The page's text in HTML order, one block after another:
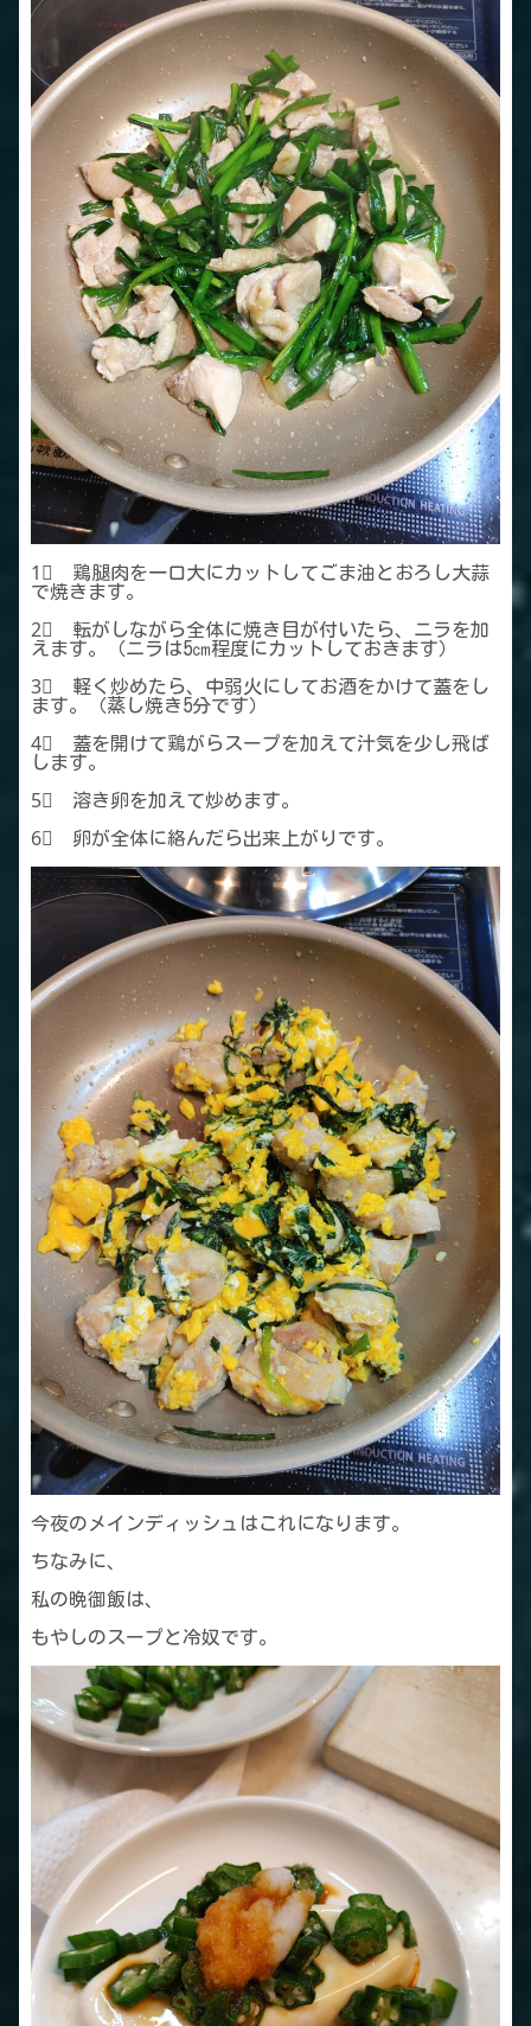
1⃣ 鶏腿肉を一口大にカットしてごま油とおろし大蒜
で焼きます。
2⃣ 転がしながら全体に焼き目が付いたら、ニラを加
えます。（ニラは5㎝程度にカットしておきます）
3⃣ 軽く炒めたら、中弱火にしてお酒をかけて蓋をし
ます。（蒸し焼き5分です）
4⃣ 蓋を開けて鶏がらスープを加えて汁気を少し飛ば
します。
5⃣ 溶き卵を加えて炒めます。
6⃣ 卵が全体に絡んだら出来上がりです。
今夜のメインディッシュはこれになります。
ちなみに、
私の晩御飯は、
もやしのスープと冷奴です。